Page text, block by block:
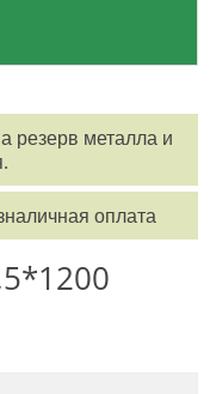
компании.
для клиентов "ТПК
резерв металла и
оплата